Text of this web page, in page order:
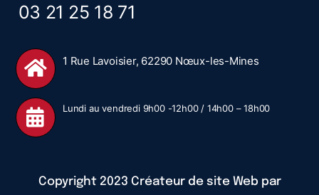
03 21 25 18 71
1 Rue Lavoisier, 62290 Nœux-les-Mines
Lundi au vendredi 9h00 -12h00 / 14h00 – 18h00
Copyright 2023 Créateur de site Web par